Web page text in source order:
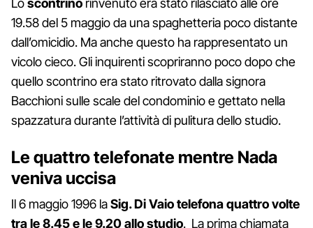
Loscontrino rinvenuto era stato rilasciato alle ore
19.58 del 5 maggio da una spaghetteria poco distante
dall’omicidio. Ma anche questo ha rappresentato un
vicolo cieco. Gli inquirenti scopriranno poco dopo che
quello scontrino era stato ritrovato dalla signora
Bacchioni sulle scale del condominio e gettato nella
spazzatura durante l’attività di pulitura dello studio.
Le quattro telefonate mentre Nada
veniva uccisa
Il 6 maggio 1996 laSig. Di Vaiotelefona quattro volte
tra le 8.45 e le 9.20 allo studio. La prima chiamata